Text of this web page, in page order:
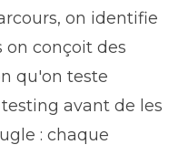
on identifie
on conçoit des
qu'on teste
avant de les
: chaque